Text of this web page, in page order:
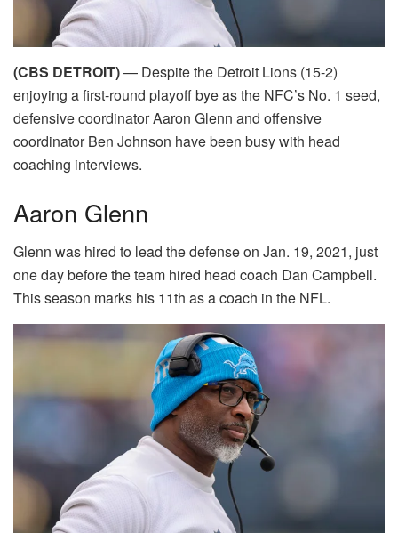
(CBS DETROIT)— Despite the Detroit Lions (15-2)
enjoying a first-round playoff bye as the NFC’s No. 1 seed,
defensive coordinator Aaron Glenn and offensive
coordinator Ben Johnson have been busy with head
coaching interviews.
Aaron Glenn
Glenn was hired to lead the defense on Jan. 19, 2021, just
one day before the team hired head coach Dan Campbell.
This season marks his 11th as a coach in the NFL.